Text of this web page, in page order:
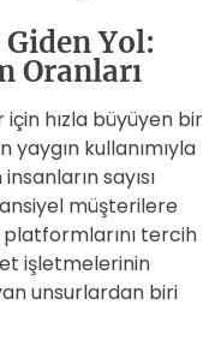
Yol:
Oranları
hızla büyüyen bir
kullanımıyla
sayısı
müşterilere
tercih
işletmelerinin
unsurlardan biri